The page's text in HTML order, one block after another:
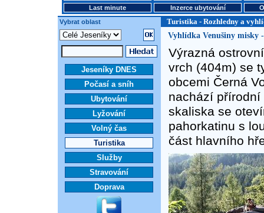
Last minute
Inzerce ubytování
Vybrat oblast
Turistika - Rozhledny a
Jeseníky DNES
Počasí a sníh
Ubytování
Lyžování
Volný čas
Turistika
Služby
Stravování
Doprava
Vyhlídka Venušiny misky
Výrazná
vrch (404m) se
obcemi Černá
nachází přírodní
skaliska se
pahorkatinu s
část hlavního